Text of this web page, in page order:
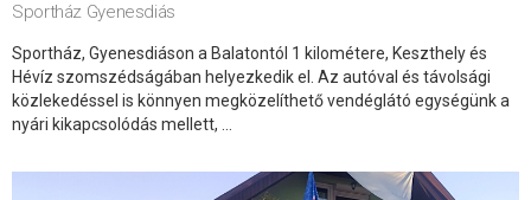
Sportház Gyenesdiás
Sportház, Gyenesdiáson a Balatontól 1 kilométere, Keszthely és
Hévíz szomszédságában helyezkedik el. Az autóval és távolsági
közlekedéssel is könnyen megközelíthető vendéglátó egységünk a
nyári kikapcsolódás mellett, ...